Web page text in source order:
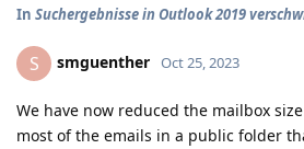
In Suchergebnisse in Outlook 2019
S smguenther Oct 25, 2023
We have now reduced the mailbox
most of the emails in a public folder